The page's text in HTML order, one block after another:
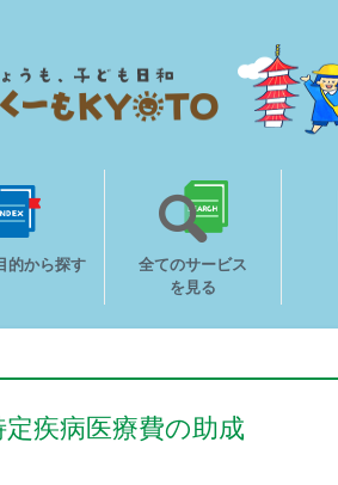
的から探す
全てのサービス
を見る
疾病医療費の助成